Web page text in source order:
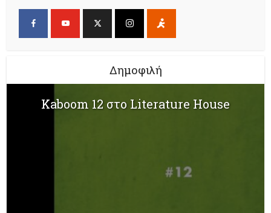
Δημοφιλή
Kaboom 12 στο Literature House